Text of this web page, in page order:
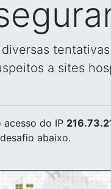
a sites
acesso do IP
abaixo.